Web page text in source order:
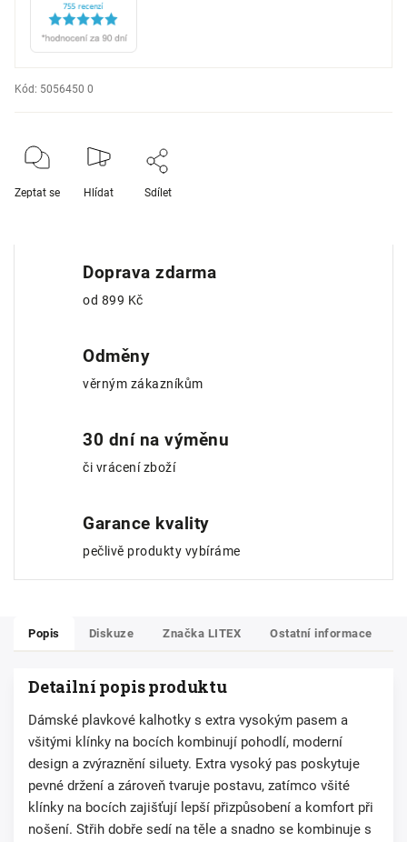
Kód: 5056450 0
Zeptat se Hlídat Sdílet
Doprava zdarma
od 899 Kč
Odměny
věrným zákazníkům
30 dní na výměnu
či vrácení zboží
Garance kvality
pečlivě produkty vybíráme
Popis Diskuze Značka LITEX Ostatní informace
Detailní popis produktu
Dámské plavkové kalhotky s extra vysokým pasem a
všitými klínky na bocích kombinují pohodlí, moderní
design a zvýraznění siluety. Extra vysoký pas poskytuje
pevné držení a zároveň tvaruje postavu, zatímco všité
klínky na bocích zajišťují lepší přizpůsobení a komfort při
nošení. Střih dobře sedí na těle a snadno se kombinuje s